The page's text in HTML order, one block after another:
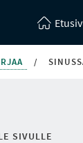
/
SIVULLE